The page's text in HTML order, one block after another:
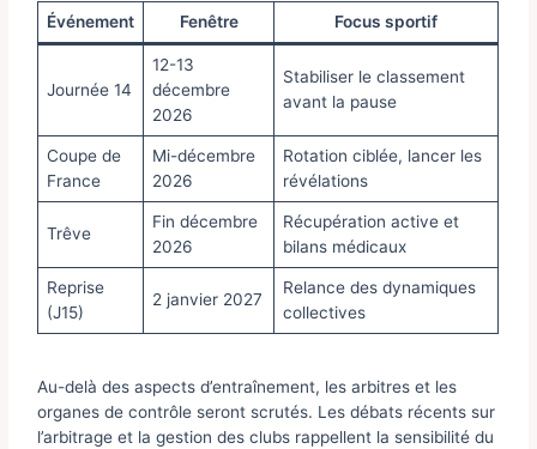
Événement Fenêtre Focus sportif
Journée 14
12-13
décembre
2026
Stabiliser le classement
avant la pause
Coupe de
France
Mi-décembre
2026
Rotation ciblée, lancer les
révélations
Trêve
Fin décembre
2026
Récupération active et
bilans médicaux
Reprise
(J15)
2 janvier 2027
Relance des dynamiques
collectives
Au-delà des aspects d’entraînement, les arbitres et les
organes de contrôle seront scrutés. Les débats récents sur
l’arbitrage et la gestion des clubs rappellent la sensibilité du